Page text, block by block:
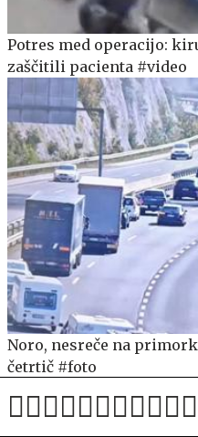
Potres med operacijo:
zaščitili pacienta #video
Noro, nesreče na
četrtič #foto